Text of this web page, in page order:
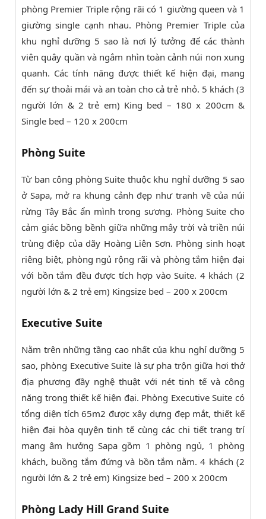
phòng Premier Triple rộng rãi có 1 giường queen và 1
giường single cạnh nhau. Phòng Premier Triple của
khu nghỉ dưỡng 5 sao là nơi lý tưởng để các thành
viên quây quần và ngắm nhìn toàn cảnh núi non xung
quanh. Các tính năng được thiết kế hiện đại, mang
đến sự thoải mái và an toàn cho cả trẻ nhỏ. 5 khách (3
người lớn & 2 trẻ em) King bed – 180 x 200cm &
Single bed – 120 x 200cm
Phòng Suite
Từ ban công phòng Suite thuộc khu nghỉ dưỡng 5 sao
ở Sapa, mở ra khung cảnh đẹp như tranh vẽ của núi
rừng Tây Bắc ẩn mình trong sương. Phòng Suite cho
cảm giác bồng bềnh giữa những mây trời và triền núi
trùng điệp của dãy Hoàng Liên Sơn. Phòng sinh hoạt
riêng biệt, phòng ngủ rộng rãi và phòng tắm hiện đại
với bồn tắm đều được tích hợp vào Suite. 4 khách (2
người lớn & 2 trẻ em) Kingsize bed – 200 x 200cm
Executive Suite
Nằm trên những tầng cao nhất của khu nghỉ dưỡng 5
sao, phòng Executive Suite là sự pha trộn giữa hơi thở
địa phương đầy nghệ thuật với nét tinh tế và công
năng trong thiết kế hiện đại. Phòng Executive Suite có
tổng diện tích 65m2 được xây dựng đẹp mắt, thiết kế
hiện đại hòa quyện tinh tế cùng các chi tiết trang trí
mang âm hưởng Sapa gồm 1 phòng ngủ, 1 phòng
khách, buồng tắm đứng và bồn tắm nằm. 4 khách (2
người lớn & 2 trẻ em) Kingsize bed – 200 x 200cm
Phòng Lady Hill Grand Suite